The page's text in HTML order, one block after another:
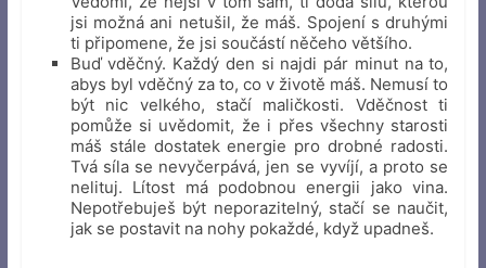
jsi možná ani netušil, že máš. Spojení s druhými
ti připomene, že jsi součástí něčeho většího.
Buď vděčný. Každý den si najdi pár minut na to,
abys byl vděčný za to, co v životě máš. Nemusí to
být nic velkého, stačí maličkosti. Vděčnost ti
pomůže si uvědomit, že i přes všechny starosti
máš stále dostatek energie pro drobné radosti.
Tvá síla se nevyčerpává, jen se vyvíjí, a proto se
nelituj. Lítost má podobnou energii jako vina.
Nepotřebuješ být neporazitelný, stačí se naučit,
jak se postavit na nohy pokaždé, když upadneš.